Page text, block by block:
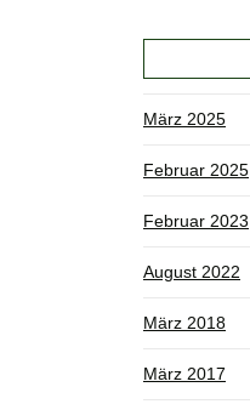
März 2025
Februar 2025
Februar 2023
August 2022
März 2018
März 2017